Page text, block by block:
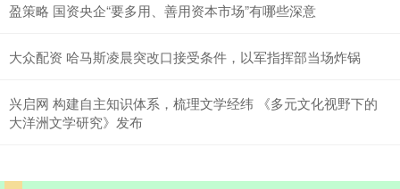
盈策略 国资央企“要多用、善用资本市场”有哪些深意
大众配资 哈马斯凌晨突改口接受条件，以军指挥部当场炸锅
兴启网 构建自主知识体系，梳理文学经纬 《多元文化视野下的
大洋洲文学研究》发布